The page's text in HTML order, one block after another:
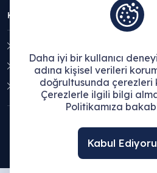
KVKK
Açık Rıza Beyanı
Çerez Politikası
© 2025 Ege Bölgesi Sanayi
Daha iyi bir kullanıcı
adına kişisel verileri
doğrultusunda çerezleri
Çerezlerle ilgili bilgi
Politikamıza
Kabul